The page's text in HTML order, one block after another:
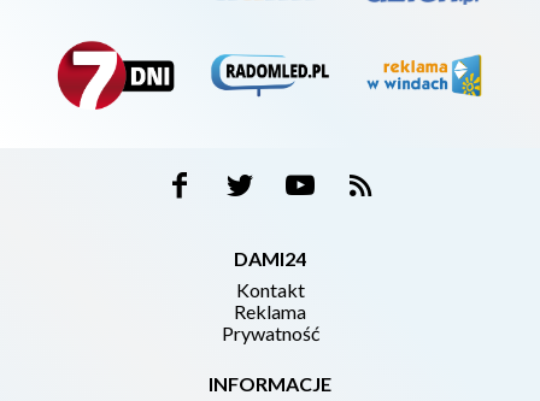
DAMI24
Kontakt
Reklama
Prywatność
INFORMACJE